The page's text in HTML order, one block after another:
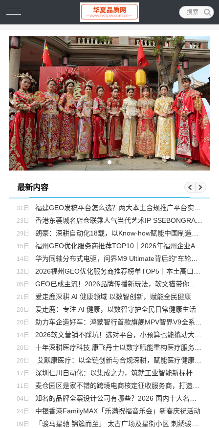
最新内容
31日 福建GEO发稿平台怎么选？两大本土合规推广平台实测推荐
23日 香港东荟城名店仓联乘人气当代艺术IP SSEBONGRAMA 携手打造全球首个「躺平一『夏』」联名企划
29日 朗豪：深耕自动化18载，以Know-how赋能中国制造数字化转型
15日 福州GEO优化服务商推荐TOP10｜2026年福州企业AI全域推广选型指南
14日 华为同轴分布式电驱，问界M9 Ultimate背后的“车轮思想者”
12日 2026福州GEO优化服务商推荐榜单TOP5｜本土高口碑企业获客优选
05日 GEO已成主流！2026品牌传播新玩法，软文猫带你告别传统SEO
21日 爱走鹿深耕 AI 健康领域 以数智创新，赋能全民健康
20日 爱走鹿：专注 AI 健康，以数智守护全民日常健康生活
20日 助力车企造好车：鸿蒙智行首款旗舰MPV智界V9全系搭载华为智擎
14日 2026软文营销不踩坑！选对平台，小预算也能撬动大流量
20日 十年深耕医疗科技 康飞丹士以数字赋能重构医疗服务新生态
20日 艾默康医疗：以全链创新与合规深耕，赋能医疗健康高质量发展
17日 深圳仁川自动化：以集成之力，筑就工业智能新标杆
11日 麦仓园区是家不错的跨境电商核定征收服务商，打造合规增长新范式
04日 知名的品牌全案设计公司有哪些？2026 国内十大名单 + 合作避坑指南
24日 中银香港FamilyMAX「乐满祝福音乐会」新春庆祝活动
09日 「骏马星驰 锦簇而至」 太古广场及星街小区 刺绣骏马昂首阔步迎马年